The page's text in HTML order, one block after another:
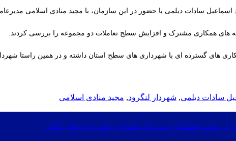
سادات دیلمی با حضور در این سازمان، با مجید منادی اسلامی
های همکاری مشترک و افزایش سطح تعاملات دو مجموعه را بررسی کردند.
های گسترده ای با شهرداری های سطح استان داشته و در همین راستا
سادات دیلمی, شهردار لنگرود, مجید منادی اسلامی